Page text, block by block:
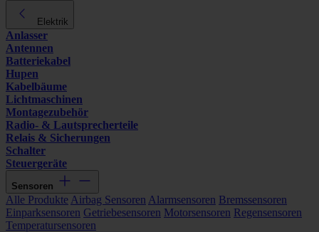
Elektrik
Anlasser
Antennen
Batteriekabel
Hupen
Kabelbäume
Lichtmaschinen
Montagezubehör
Radio- & Lautsprecherteile
Relais & Sicherungen
Schalter
Steuergeräte
Sensoren
Alle Produkte Airbag Sensoren Alarmsensoren Bremssensoren
Einparksensoren Getriebesensoren Motorsensoren Regensensoren
Temperatursensoren